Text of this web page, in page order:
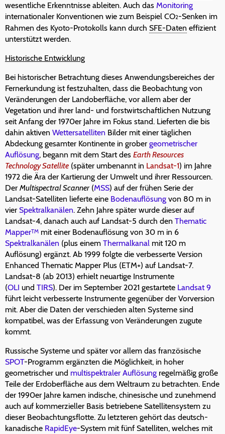
wesentliche Erkenntnisse ableiten. Auch das Monitoring
internationaler Konventionen wie zum Beispiel CO2-Senken im
Rahmen des Kyoto-Protokolls kann durch SFE-Daten effizient
unterstützt werden.
Historische Entwicklung
Bei historischer Betrachtung dieses Anwendungsbereiches der
Fernerkundung ist festzuhalten, dass die Beobachtung von
Veränderungen der Landoberfläche, vor allem aber der
Vegetation und ihrer land- und forstwirtschaftlichen Nutzung
seit Anfang der 1970er Jahre im Fokus stand. Lieferten die bis
dahin aktiven Wettersatelliten Bilder mit einer täglichen
Abdeckung gesamter Kontinente in grober geometrischer
Auflösung, begann mit dem Start des Earth Resources
Technology Satellite (später umbenannt in Landsat-1) im Jahre
1972 die Ära der Kartierung der Umwelt und ihrer Ressourcen.
Der Multispectral Scanner(MSS) auf der frühen Serie der
Landsat-Satelliten lieferte eine Bodenauflösung von 80 m in
vier Spektralkanälen. Zehn Jahre später wurde dieser auf
Landsat-4, danach auch auf Landsat-5 durch den Thematic
MapperTM mit einer Bodenauflösung von 30 m in 6
Spektralkanälen (plus einem Thermalkanal mit 120 m
Auflösung) ergänzt. Ab 1999 folgte die verbesserte Version
Enhanced Thematic Mapper Plus (ETM+) auf Landsat-7.
Landsat-8 (ab 2013) erhielt neuartige Instrumente
(OLI und TIRS). Der im September 2021 gestartete Landsat 9
führt leicht verbesserte Instrumente gegenüber der Vorversion
mit. Aber die Daten der verschieden alten Systeme sind
kompatibel, was der Erfassung von Veränderungen zugute
kommt.
Russische Systeme und später vor allem das französische
SPOT-Programm ergänzten die Möglichkeit, in hoher
geometrischer und multispektraler Auflösung regelmäßig große
Teile der Erdoberfläche aus dem Weltraum zu betrachten. Ende
der 1990er Jahre kamen indische, chinesische und zunehmend
auch auf kommerzieller Basis betriebene Satellitensystem zu
dieser Beobachtungsflotte. Zu letzteren gehört das deutsch-
kanadische RapidEye-System mit fünf Satelliten, welches mit